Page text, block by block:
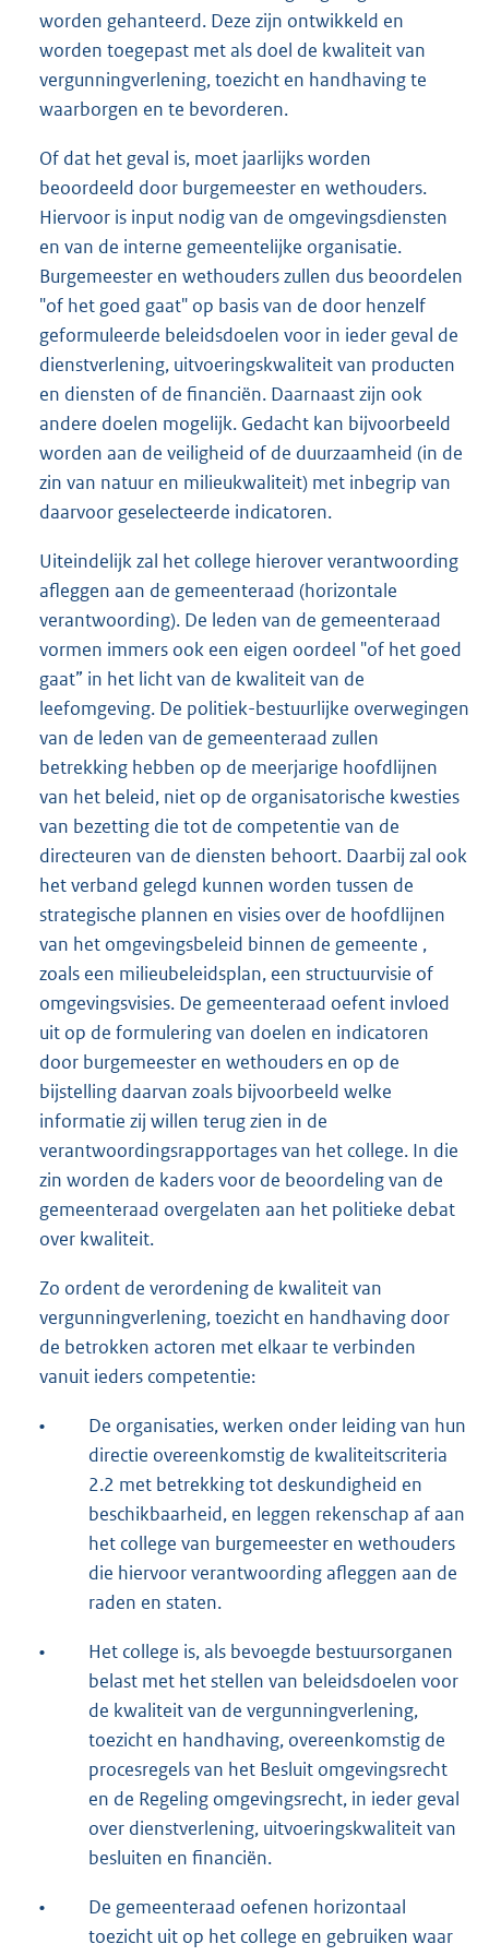
worden gehanteerd. Deze zijn ontwikkeld en
worden toegepast met als doel de kwaliteit van
vergunningverlening, toezicht en handhaving te
waarborgen en te bevorderen.
Of dat het geval is, moet jaarlijks worden
beoordeeld door burgemeester en wethouders.
Hiervoor is input nodig van de omgevingsdiensten
en van de interne gemeentelijke organisatie.
Burgemeester en wethouders zullen dus beoordelen
"of het goed gaat" op basis van de door henzelf
geformuleerde beleidsdoelen voor in ieder geval de
dienstverlening, uitvoeringskwaliteit van producten
en diensten of de financiën. Daarnaast zijn ook
andere doelen mogelijk. Gedacht kan bijvoorbeeld
worden aan de veiligheid of de duurzaamheid (in de
zin van natuur en milieukwaliteit) met inbegrip van
daarvoor geselecteerde indicatoren.
Uiteindelijk zal het college hierover verantwoording
afleggen aan de gemeenteraad (horizontale
verantwoording). De leden van de gemeenteraad
vormen immers ook een eigen oordeel "of het goed
gaat” in het licht van de kwaliteit van de
leefomgeving. De politiek-bestuurlijke overwegingen
van de leden van de gemeenteraad zullen
betrekking hebben op de meerjarige hoofdlijnen
van het beleid, niet op de organisatorische kwesties
van bezetting die tot de competentie van de
directeuren van de diensten behoort. Daarbij zal ook
het verband gelegd kunnen worden tussen de
strategische plannen en visies over de hoofdlijnen
van het omgevingsbeleid binnen de gemeente ,
zoals een milieubeleidsplan, een structuurvisie of
omgevingsvisies. De gemeenteraad oefent invloed
uit op de formulering van doelen en indicatoren
door burgemeester en wethouders en op de
bijstelling daarvan zoals bijvoorbeeld welke
informatie zij willen terug zien in de
verantwoordingsrapportages van het college. In die
zin worden de kaders voor de beoordeling van de
gemeenteraad overgelaten aan het politieke debat
over kwaliteit.
Zo ordent de verordening de kwaliteit van
vergunningverlening, toezicht en handhaving door
de betrokken actoren met elkaar te verbinden
vanuit ieders competentie:
•
De organisaties, werken onder leiding van hun
directie overeenkomstig de kwaliteitscriteria
2.2 met betrekking tot deskundigheid en
beschikbaarheid, en leggen rekenschap af aan
het college van burgemeester en wethouders
die hiervoor verantwoording afleggen aan de
raden en staten.
•
Het college is, als bevoegde bestuursorganen
belast met het stellen van beleidsdoelen voor
de kwaliteit van de vergunningverlening,
toezicht en handhaving, overeenkomstig de
procesregels van het Besluit omgevingsrecht
en de Regeling omgevingsrecht, in ieder geval
over dienstverlening, uitvoeringskwaliteit van
besluiten en financiën.
•
De gemeenteraad oefenen horizontaal
toezicht uit op het college en gebruiken waar